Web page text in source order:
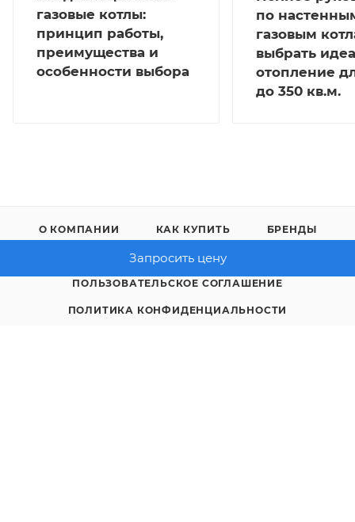
Запросить цену
газовые котлы:
принцип работы,
преимущества и
особенности выбора
по
газовым
выбрать
отопление
до 350 кв.м.
О КОМПАНИИ КАК КУПИТЬ БРЕНДЫ
КОНТАКТЫ
ПОЛЬЗОВАТЕЛЬСКОЕ СОГЛАШЕНИЕ
ПОЛИТИКА КОНФИДЕНЦИАЛЬНОСТИ